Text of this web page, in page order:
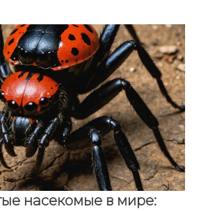
насекомые в мире: